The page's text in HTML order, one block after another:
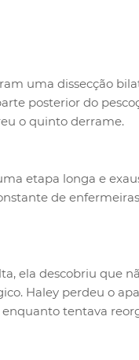
uma dissecção
posterior do
o quinto derrame.
etapa longa e
de
ela descobriu que
Haley perdeu o
tentava